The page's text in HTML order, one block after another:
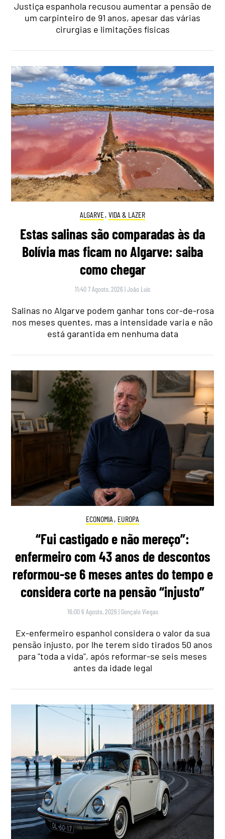
Justiça espanhola recusou aumentar a pensão de
um carpinteiro de 91 anos, apesar das várias
cirurgias e limitações físicas
ALGARVE, VIDA & LAZER
Estas salinas são comparadas às da
Bolívia mas ficam no Algarve: saiba
como chegar
11:40 7 Agosto, 2026 |João Luís
Salinas no Algarve podem ganhar tons cor-de-rosa
nos meses quentes, mas a intensidade varia e não
está garantida em nenhuma data
ECONOMIA , EUROPA
“Fui castigado e não mereço”:
enfermeiro com 43 anos de descontos
reformou-se 6 meses antes do tempo e
considera corte na pensão “injusto”
16:00 6 Agosto, 2026 | Gonçalo Viegas
Ex-enfermeiro espanhol considera o valor da sua
pensão injusto, por lhe terem sido tirados 50 anos
para "toda a vida", após reformar-se seis meses
antes da idade legal